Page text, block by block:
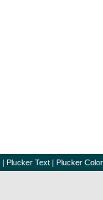
| Plucker Text | Plucker Color